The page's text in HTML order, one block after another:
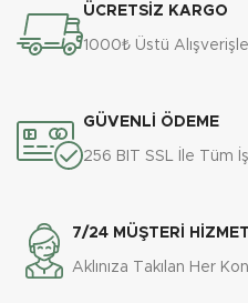
ÜCRETSİZ KARGO
1000₺ Üstü
GÜVENLİ ÖDEME
256 BIT SSL İle Tüm
7/24 MÜŞTERİ
Aklınıza Takılan Her